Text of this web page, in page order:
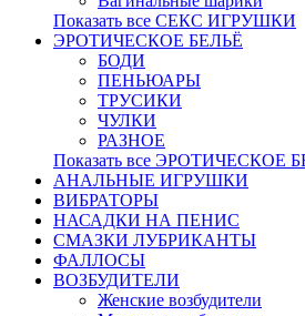
Показать все СЕКС ИГРУШКИ
ЭРОТИЧЕСКОЕ БЕЛЬЁ
БОДИ
ПЕНЬЮАРЫ
ТРУСИКИ
ЧУЛКИ
РАЗНОЕ
Показать все ЭРОТИЧЕСКОЕ
АНАЛЬНЫЕ ИГРУШКИ
ВИБРАТОРЫ
НАСАДКИ НА ПЕНИС
СМАЗКИ ЛУБРИКАНТЫ
ФАЛЛОСЫ
ВОЗБУДИТЕЛИ
Женские возбудители